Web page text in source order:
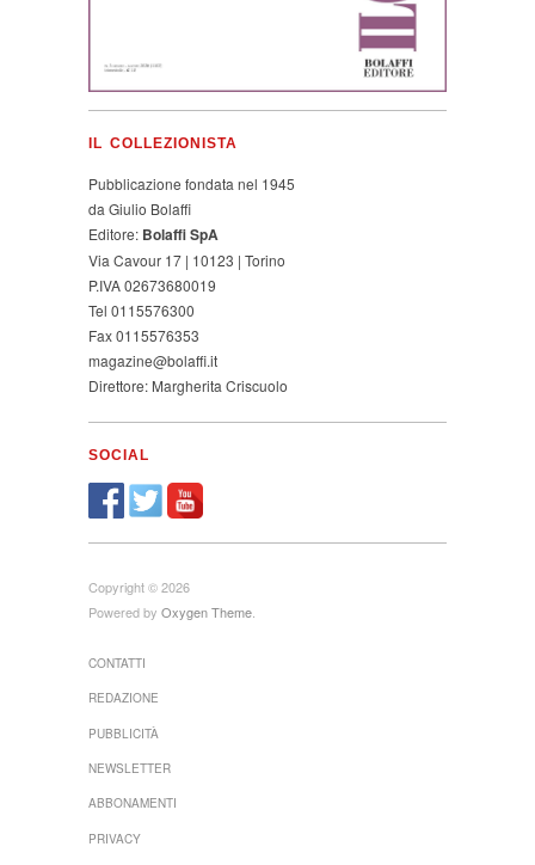
IL COLLEZIONISTA
Pubblicazione fondata nel 1945
da Giulio Bolaffi
Editore: Bolaffi SpA
Via Cavour 17 | 10123 | Torino
P.IVA 02673680019
Tel 0115576300
Fax 0115576353
magazine@bolaffi.it
Direttore: Margherita Criscuolo
SOCIAL
Copyright © 2026
Powered by Oxygen Theme
CONTATTI
REDAZIONE
PUBBLICITÀ
NEWSLETTER
ABBONAMENTI
PRIVACY